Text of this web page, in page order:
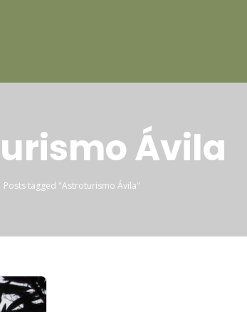
Ávila
Posts tagged "Astroturismo Ávila"